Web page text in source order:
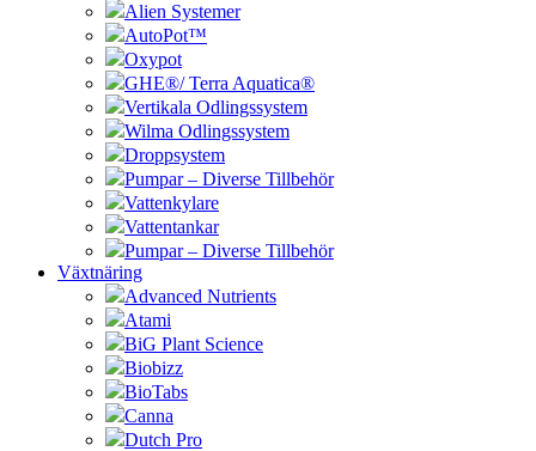
Alien Systemer
AutoPot™
Oxypot
GHE®/ Terra Aquatica®
Vertikala Odlingssystem
Wilma Odlingssystem
Droppsystem
Pumpar – Diverse Tillbehör
Vattenkylare
Vattentankar
Pumpar – Diverse Tillbehör
Växtnäring
Advanced Nutrients
Atami
BiG Plant Science
Biobizz
BioTabs
Canna
Dutch Pro